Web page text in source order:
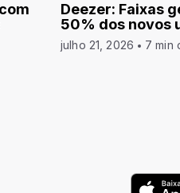
Deezer: Faixas
50% dos novos
julho 21, 2026 7 min